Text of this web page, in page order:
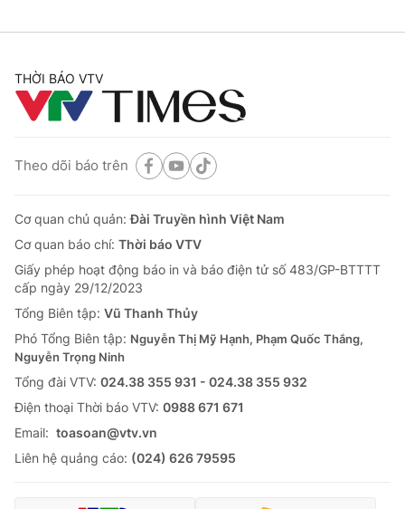
THỜI BÁO VTV
Theo dõi báo trên
Cơ quan chủ quản:Đài Truyền hình Việt Nam
Cơ quan báo chí: Thời báo VTV
Giấy phép hoạt động báo in và báo điện tử số 483/GP-BTTTT
cấp ngày 29/12/2023
Tổng Biên tập: Vũ Thanh Thủy
Phó Tổng Biên tập: Nguyễn Thị Mỹ Hạnh, Phạm Quốc Thắng,
Nguyễn Trọng Ninh
Tổng đài VTV: 024.38 355 931 - 024.38 355 932
Ðiện thoại Thời báo VTV: 0988 671 671
Email: toasoan@vtv.vn
Liên hệ quảng cáo: (024) 626 79595